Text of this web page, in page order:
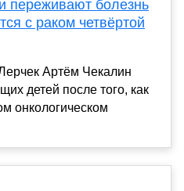
переживают болезнь
с раком четвёртой
Артём Чекалин
детей после того, как
онкологическом